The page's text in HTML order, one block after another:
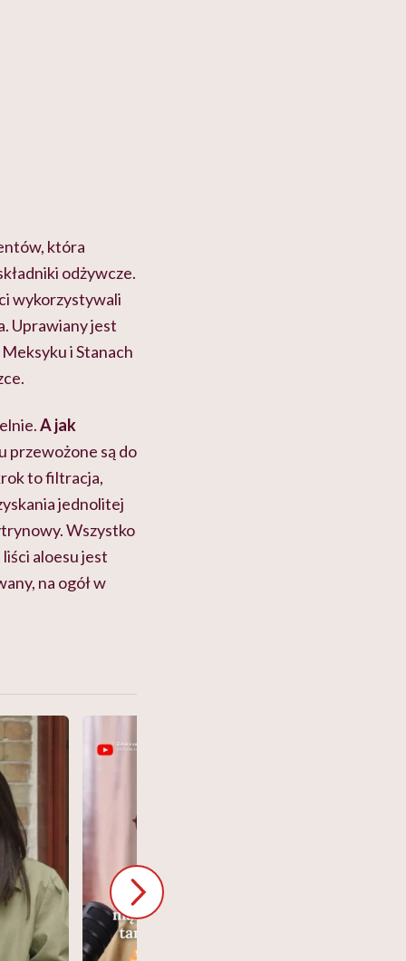
która
odżywcze.
wykorzystywali
Uprawiany jest
i Stanach
A jak
przewożone są do
to filtracja,
jednolitej
Wszystko
aloesu jest
na ogół w